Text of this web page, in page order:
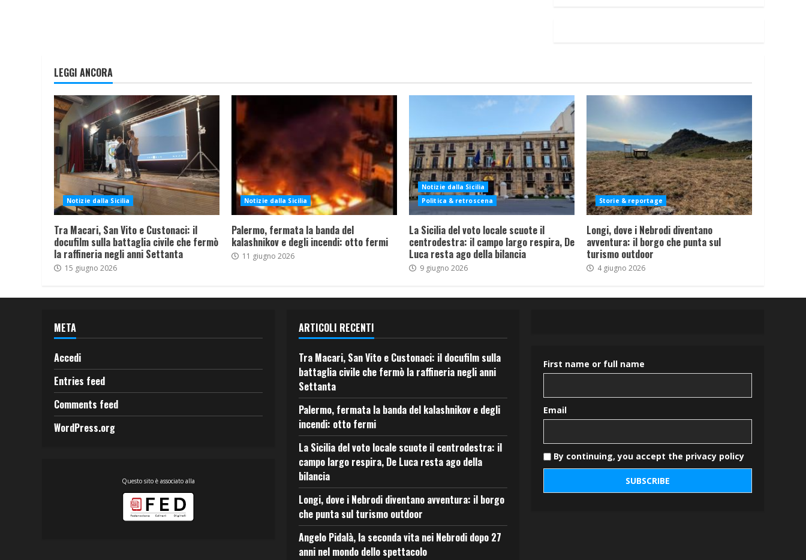
LEGGI ANCORA
Notizie dalla Sicilia
Tra Macari, San Vito e Custonaci: il
docufilm sulla battaglia civile che fermò
la raffineria negli anni Settanta
15 giugno 2026
Notizie dalla Sicilia
Palermo, fermata la banda del
kalashnikov e degli incendi: otto fermi
11 giugno 2026
Notizie dalla Sicilia
Politica & retroscena
La Sicilia del voto locale scuote il
centrodestra: il campo largo respira, De
Luca resta ago della bilancia
9 giugno 2026
Storie & reportage
Longi, dove i Nebrodi diventano
avventura: il borgo che punta sul
turismo outdoor
4 giugno 2026
META
Accedi
Entries feed
Comments feed
WordPress.org
Questo sito è associato alla
ARTICOLI RECENTI
Tra Macari, San Vito e Custonaci: il docufilm sulla
battaglia civile che fermò la raffineria negli anni
Settanta
Palermo, fermata la banda del kalashnikov e degli
incendi: otto fermi
La Sicilia del voto locale scuote il centrodestra: il
campo largo respira, De Luca resta ago della
bilancia
Longi, dove i Nebrodi diventano avventura: il borgo
che punta sul turismo outdoor
Angelo Pidalà, la seconda vita nei Nebrodi dopo 27
anni nel mondo dello spettacolo
First name or full name
Email
By continuing, you accept the privacy policy